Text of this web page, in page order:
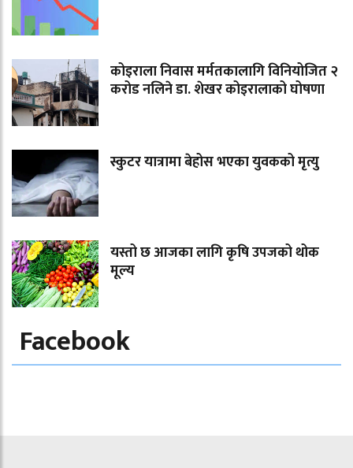
कोइराला निवास मर्मतकालागि विनियोजित २
करोड नलिने डा. शेखर कोइरालाको घोषणा
स्कुटर यात्रामा बेहोस भएका युवकको मृत्यु
यस्तो छ आजका लागि कृषि उपजको थोक
मूल्य
Facebook